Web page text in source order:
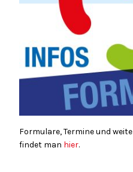
Formulare, Termine und
findet man hier.